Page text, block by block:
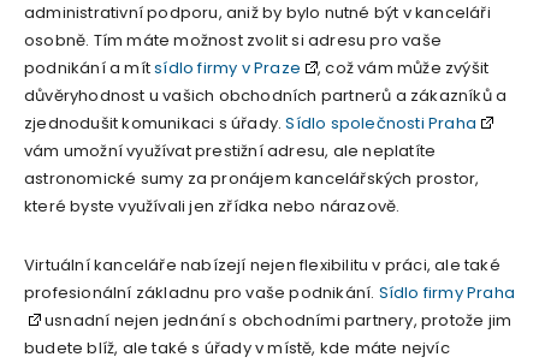
administrativní podporu, aniž by bylo nutné být v kanceláři
osobně. Tím máte možnost zvolit si adresu pro vaše
podnikání a mítsídlo firmy v Praze
, což vám může zvýšit
důvěryhodnost u vašich obchodních partnerů a zákazníků a
zjednodušit komunikaci s úřady.Sídlo společnosti Praha
vám umožní využívat prestižní adresu, ale neplatíte
astronomické sumy za pronájem kancelářských prostor,
které byste využívali jen zřídka nebo nárazově.
Virtuální kanceláře nabízejí nejen flexibilitu v práci, ale také
profesionální základnu pro vaše podnikání. Sídlo firmy Praha
usnadní nejen jednání s obchodními partnery, protože jim
budete blíž, ale také s úřady v místě, kde máte nejvíc